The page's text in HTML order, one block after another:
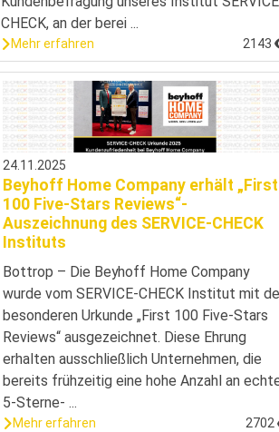
CHECK, an der berei ...
Mehr erfahren 2143
24.11.2025
Beyhoff Home Company erhält „First
100 Five-Stars Reviews“-
Auszeichnung des SERVICE-CHECK
Instituts
Bottrop – Die Beyhoff Home Company
wurde vom SERVICE-CHECK Institut mit
besonderen Urkunde „First 100 Five-Stars
Reviews“ ausgezeichnet. Diese Ehrung
erhalten ausschließlich Unternehmen, die
bereits frühzeitig eine hohe Anzahl an
5-Sterne- ...
Mehr erfahren 2702